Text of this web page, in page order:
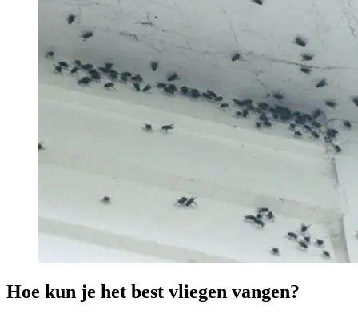
Hoe kun je het best vliegen vangen?